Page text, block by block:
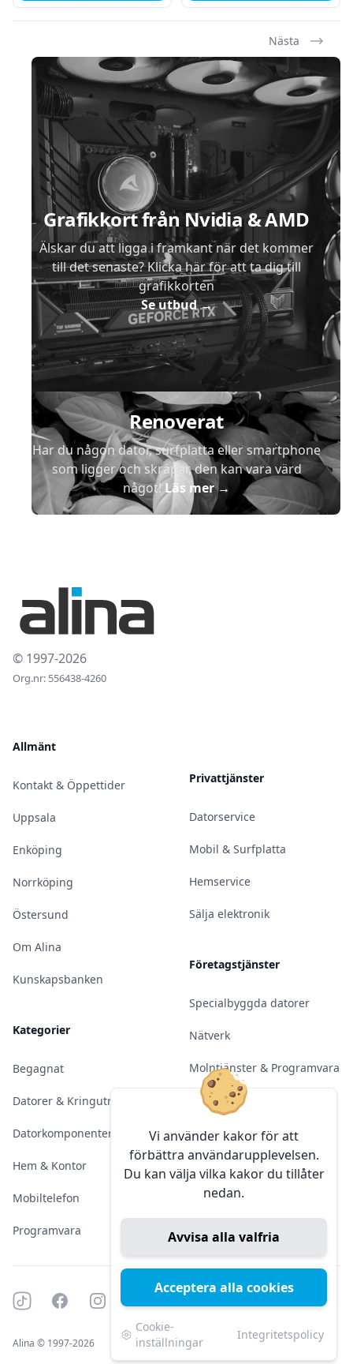
Nästa
Vi använder kakor för att
förbättra användarupplevelsen.
Du kan välja vilka kakor du tillåter
nedan.
Avvisa alla valfria
Acceptera alla cookies
Cookie-
inställningar
Integritetspolicy
Grafikkort från Nvidia & AMD
Älskar du att ligga i framkant när det kommer
till det senaste? Klicka här för att ta dig till
grafikkorten
Se utbud→
Renoverat
Har du någon dator, surfplatta eller smartphone
som ligger och skräpar, den kan vara värd
något!Läs mer→
© 1997-2026
Org.nr: 556438-4260
Allmänt
Kontakt & Öppettider
Uppsala
Enköping
Norrköping
Östersund
Om Alina
Kunskapsbanken
Kategorier
Begagnat
Datorer & Kringutrustning
Datorkomponenter
Hem & Kontor
Mobiltelefon
Programvara
Privattjänster
Datorservice
Mobil & Surfplatta
Hemservice
Sälja elektronik
Företagstjänster
Specialbyggda datorer
Nätverk
Molntjänster & Programvara
Server & Backup
Kameraövervakning
Konferens & Public Display
Sälja elektronik
Tiktok FacebookInstagram
Alina © 1997-2026